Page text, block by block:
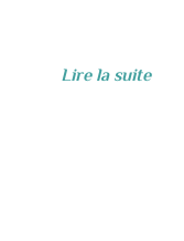
Lire la suite